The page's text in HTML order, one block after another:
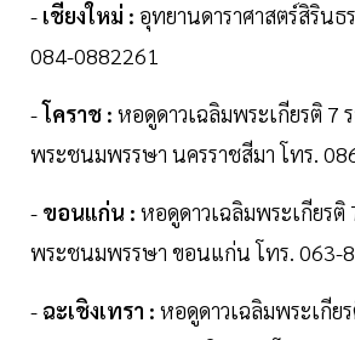
- เชียงใหม่ : อุทยานดาราศาสตร์สิรินธ
084-0882261
-โคราช : หอดูดาวเฉลิมพระเกียรติ 7
พระชนมพรรษา นครราชสีมา โทร.
- ขอนแก่น : หอดูดาวเฉลิมพระเกียรติ
พระชนมพรรษา ขอนแก่น โทร. 063-
- ฉะเชิงเทรา : หอดูดาวเฉลิมพระเกีย